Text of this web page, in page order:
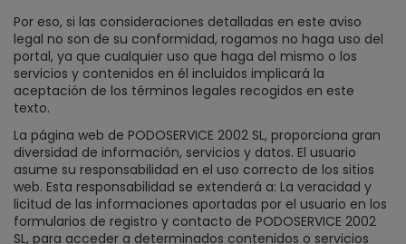
Por eso, si las consideraciones detalladas en este aviso
legal no son de su conformidad, rogamos no haga uso del
portal, ya que cualquier uso que haga del mismo o los
servicios y contenidos en él incluidos implicará la
aceptación de los términos legales recogidos en este
texto.
La página web de PODOSERVICE 2002 SL, proporciona gran
diversidad de información, servicios y datos. El usuario
asume su responsabilidad en el uso correcto de los sitios
web. Esta responsabilidad se extenderá a: La veracidad y
licitud de las informaciones aportadas por el usuario en los
formularios de registro y contacto de PODOSERVICE 2002
SL, para acceder a determinados contenidos o servicios